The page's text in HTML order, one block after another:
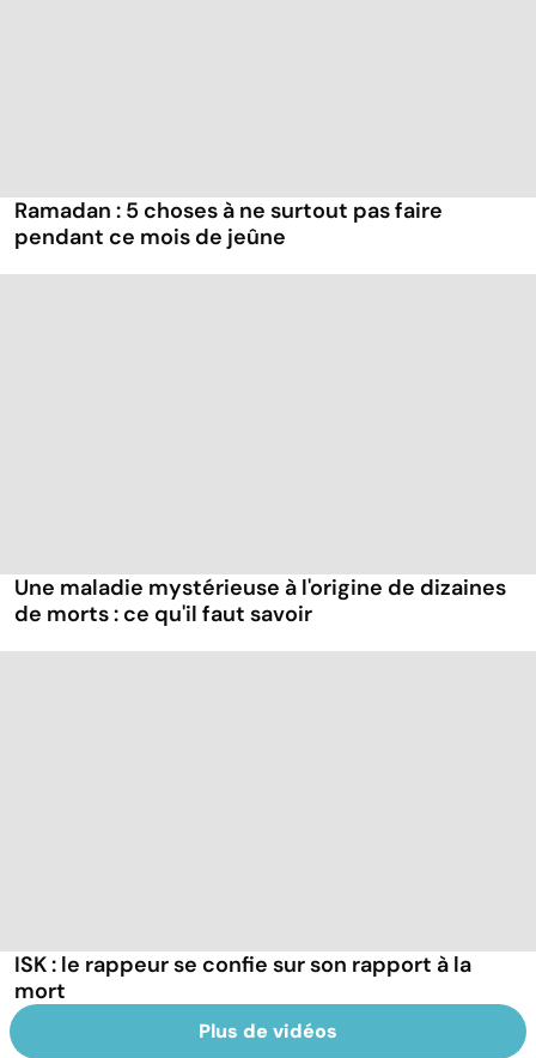
Ramadan : 5 choses à ne surtout pas faire
pendant ce mois de jeûne
Une maladie mystérieuse à l'origine de dizaines
de morts : ce qu'il faut savoir
ISK : le rappeur se confie sur son rapport à la
mort
Plus de vidéos